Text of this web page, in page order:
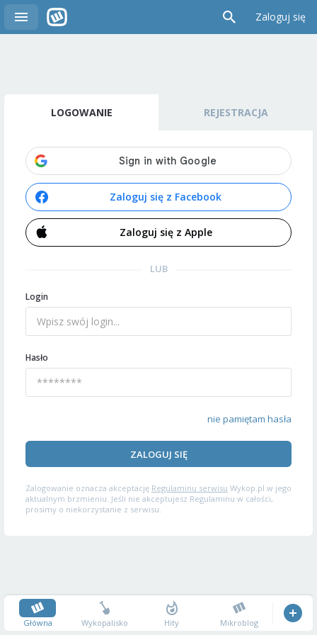
Zaloguj się
LOGOWANIE REJESTRACJA
Zaloguj się z Facebook
Zaloguj się z Apple
LUB
Login
Hasło
nie pamiętam hasła
ZALOGUJ SIĘ
Zalogowanie oznacza akceptację Regulaminu serwisu Wykop.pl w jego
aktualnym brzmieniu. Jeśli nie akceptujesz Regulaminu w całości,
prosimy o niekorzystanie z serwisu.
Główna Wykopalisko Hity Mikroblog